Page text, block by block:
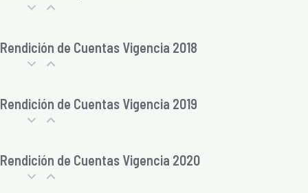
Rendición de Cuentas Vigencia 2018
Rendición de Cuentas Vigencia 2019
Rendición de Cuentas Vigencia 2020